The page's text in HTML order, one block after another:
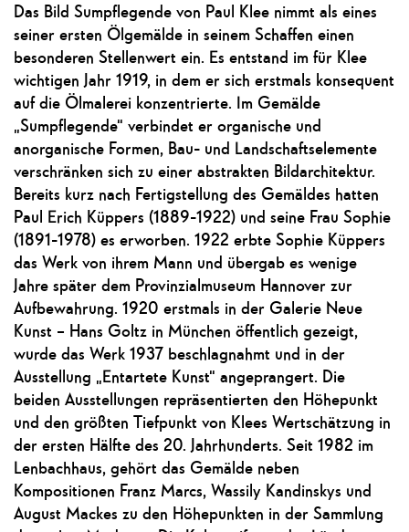
Das Bild Sumpflegende von Paul Klee nimmt als eines
seiner ersten Ölgemälde in seinem Schaffen einen
besonderen Stellenwert ein. Es entstand im für Klee
wichtigen Jahr 1919, in dem er sich erstmals konsequent
auf die Ölmalerei konzentrierte. Im Gemälde
„Sumpflegende“ verbindet er organische und
anorganische Formen, Bau- und Landschaftselemente
verschränken sich zu einer abstrakten Bildarchitektur.
Bereits kurz nach Fertigstellung des Gemäldes hatten
Paul Erich Küppers (1889-1922) und seine Frau Sophie
(1891-1978) es erworben. 1922 erbte Sophie Küppers
das Werk von ihrem Mann und übergab es wenige
Jahre später dem Provinzialmuseum Hannover zur
Aufbewahrung. 1920 erstmals in der Galerie Neue
Kunst – Hans Goltz in München öffentlich gezeigt,
wurde das Werk 1937 beschlagnahmt und in der
Ausstellung „Entartete Kunst“ angeprangert. Die
beiden Ausstellungen repräsentierten den Höhepunkt
und den größten Tiefpunkt von Klees Wertschätzung in
der ersten Hälfte des 20. Jahrhunderts. Seit 1982 im
Lenbachhaus, gehört das Gemälde neben
Kompositionen Franz Marcs, Wassily Kandinskys und
August Mackes zu den Höhepunkten in der Sammlung